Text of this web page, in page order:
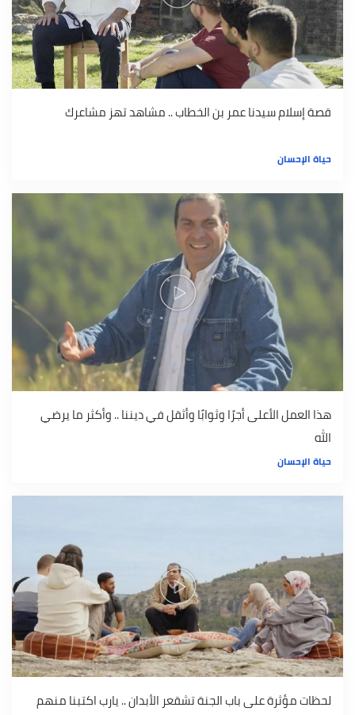
قصة إسلام سيدنا عمر بن الخطاب .. مشاهد تهز مشاعرك
حياة الإحسان
هذا العمل الأعلى أجرًا وثوابًا وأثقل في ديننا .. وأكثر ما يرضي
الله
حياة الإحسان
لحظات مؤثرة على باب الجنة تشقعر الأبدان .. يارب اكتبنا منهم